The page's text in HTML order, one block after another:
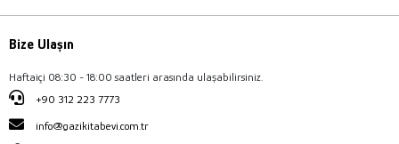
Bize Ulaşın
Haftaiçi 08:30 - 18:00 saatleri arasında ulaşabilirsiniz.
+90 312 223 7773
info@gazikitabevi.com.tr